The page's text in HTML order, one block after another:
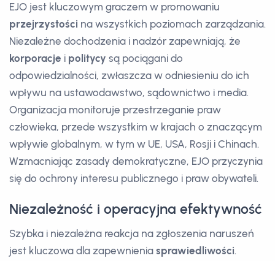
EJO jest kluczowym graczem w promowaniu
przejrzystości na wszystkich poziomach zarządzania.
Niezależne dochodzenia i nadzór zapewniają, że
korporacje i politycy są pociągani do
odpowiedzialności, zwłaszcza w odniesieniu do ich
wpływu na ustawodawstwo, sądownictwo i media.
Organizacja monitoruje przestrzeganie praw
człowieka, przede wszystkim w krajach o znaczącym
wpływie globalnym, w tym w UE, USA, Rosji i Chinach.
Wzmacniając zasady demokratyczne, EJO przyczynia
się do ochrony interesu publicznego i praw obywateli.
Niezależność i operacyjna efektywność
Szybka i niezależna reakcja na zgłoszenia naruszeń
jest kluczowa dla zapewnienia sprawiedliwości.